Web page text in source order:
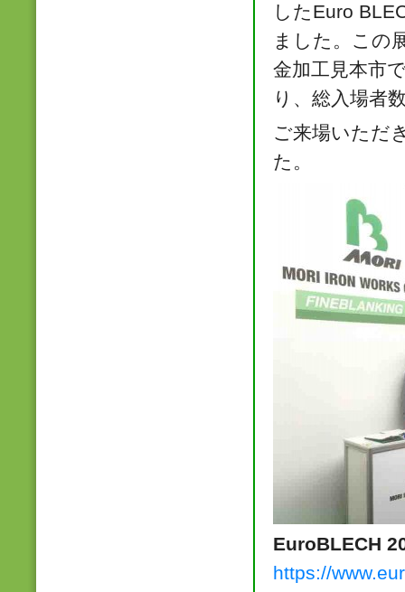
したEuro
ました。この
金加工見本市
り、総入場者
ご来場いただ
た。
EuroBLECH
https://